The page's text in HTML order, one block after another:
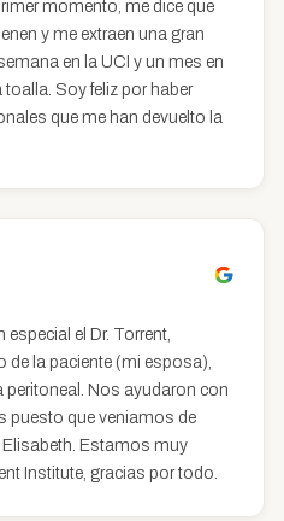
momento, me dice que
y me extraen una gran
en la UCI y un mes en
Soy feliz por haber
que me han devuelto la
especial el Dr. Torrent,
de la paciente (mi esposa),
Nos ayudaron con
puesto que veniamos de
Elisabeth. Estamos muy
Institute, gracias por todo.